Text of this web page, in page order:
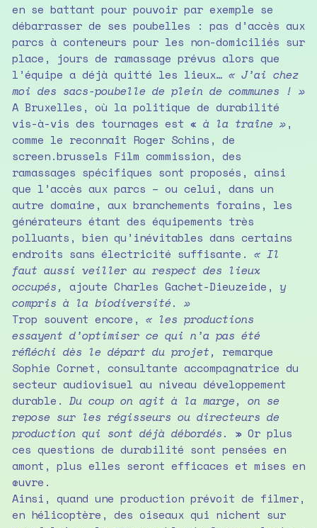
en se battant pour pouvoir par exemple se
débarrasser de ses poubelles : pas d’accès aux
parcs à conteneurs pour les non-domiciliés sur
place, jours de ramassage prévus alors que
l’équipe a déjà quitté les lieux… « J’ai chez
moi des sacs-poubelle de plein de communes ! »
A Bruxelles, où la politique de durabilité
vis-à-vis des tournages est « à la traîne »,
comme le reconnaît Roger Schins, de
screen.brussels Film commission, des
ramassages spécifiques sont proposés, ainsi
que l’accès aux parcs – ou celui, dans un
autre domaine, aux branchements forains, les
générateurs étant des équipements très
polluants, bien qu’inévitables dans certains
endroits sans électricité suffisante. « Il
faut aussi veiller au respect des lieux
occupés, ajoute Charles Gachet-Dieuzeide, y
compris à la biodiversité. »
Trop souvent encore, « les productions
essayent d’optimiser ce qui n’a pas été
réfléchi dès le départ du projet,
remarque
Sophie Cornet, consultante accompagnatrice du
secteur audiovisuel au niveau développement
durable. Du coup on agit à la marge, on se
repose sur les régisseurs ou directeurs de
production qui sont déjà débordés. » Or plus
ces questions de durabilité sont pensées en
amont, plus elles seront efficaces et mises en
œuvre.
Ainsi, quand une production prévoit de filmer,
en hélicoptère, des oiseaux qui nichent sur